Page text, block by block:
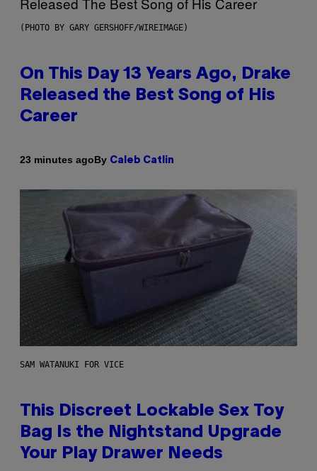
(PHOTO BY GARY GERSHOFF/WIREIMAGE)
On This Day 13 Years Ago, Drake
Released the Best Song of His
Career
23 minutes agoBy Caleb Catlin
SAM WATANUKI FOR VICE
This Discreet Lockable Sex Toy
Bag Is the Nightstand Upgrade
Your Play Drawer Needs